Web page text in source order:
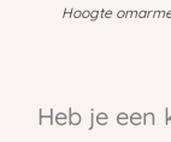
Hoogte
Heb je een